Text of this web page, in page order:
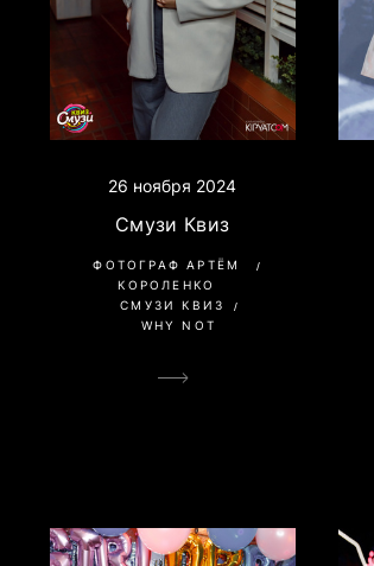
26 ноября 2024
Смузи Квиз
ФОТОГРАФ АРТЁМ
КОРОЛЕНКО
СМУЗИ КВИЗ
WHY NOT